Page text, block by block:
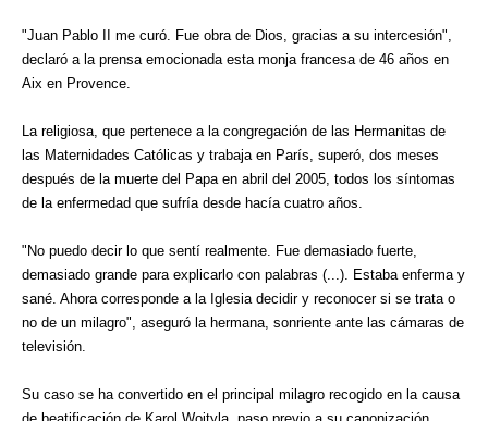
"Juan Pablo II me curó. Fue obra de Dios, gracias a su intercesión",
declaró a la prensa emocionada esta monja francesa de 46 años en
Aix en Provence.
La religiosa, que pertenece a la congregación de las Hermanitas de
las Maternidades Católicas y trabaja en París, superó, dos meses
después de la muerte del Papa en abril del 2005, todos los síntomas
de la enfermedad que sufría desde hacía cuatro años.
"No puedo decir lo que sentí realmente. Fue demasiado fuerte,
demasiado grande para explicarlo con palabras (...). Estaba enferma y
sané. Ahora corresponde a la Iglesia decidir y reconocer si se trata o
no de un milagro", aseguró la hermana, sonriente ante las cámaras de
televisión.
Su caso se ha convertido en el principal milagro recogido en la causa